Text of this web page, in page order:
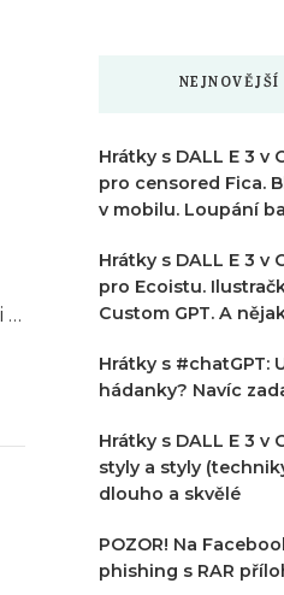
…
Hrátky s DALL E 3 v
pro censored Fica.
v mobilu. Loupání
Hrátky s DALL E 3 v
pro Ecoistu.
Custom GPT. A
Hrátky s #chatGPT:
hádanky? Navíc
Hrátky s DALL E 3 v
styly a styly
dlouho a skvělé
POZOR! Na
phishing s RAR